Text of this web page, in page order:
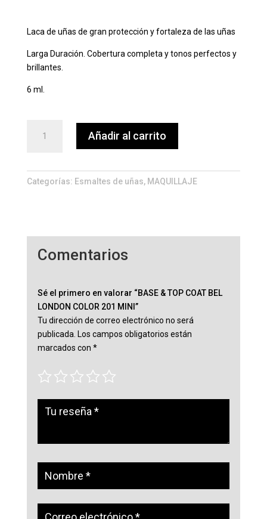
Laca de uñas de gran protección y fortaleza de las uñas
Larga Duración. Cobertura completa y tonos perfectos y
brillantes.
6 ml.
BEL
MINI
cantidad
Añadir al carrito
Categorías: Esmaltes de uñas, MAQUILLAJE
Comentarios
Sé el primero en valorar “BASE & TOP COAT BEL
LONDON COLOR 201 MINI”
Tu dirección de correo electrónico no será
publicada. Los campos obligatorios están
marcados con *